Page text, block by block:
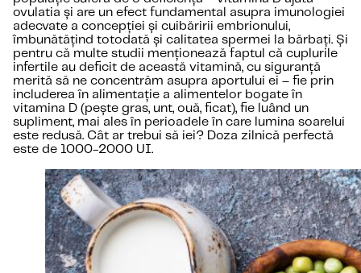
ovulatia și are un efect fundamental asupra imunologiei
adecvate a concepției și cuibăririi embrionului,
îmbunătățind totodată și calitatea spermei la bărbați. Și
pentru că multe studii menționează faptul că cuplurile
infertile au deficit de această vitamină, cu siguranță
merită să ne concentrăm asupra aportului ei – fie prin
includerea în alimentație a alimentelor bogate în
vitamina D (pește gras, unt, ouă, ficat), fie luând un
supliment, mai ales în perioadele în care lumina soarelui
este redusă. Cât ar trebui să iei? Doza zilnică perfectă
este de 1000-2000 UI.